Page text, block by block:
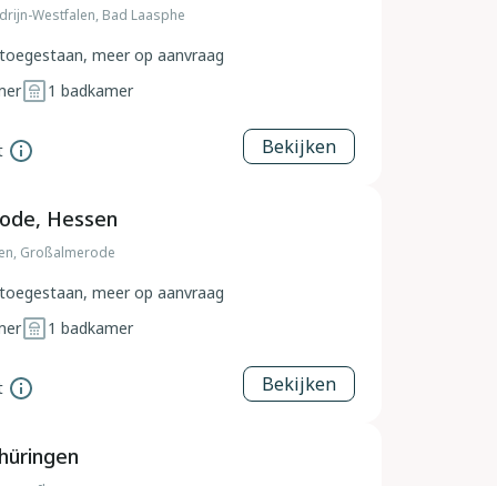
Westfalen, Bad Laasphe
meer op aanvraag
1 badkamer
Bekijken
Hessen
Großalmerode
meer op aanvraag
1 badkamer
Bekijken